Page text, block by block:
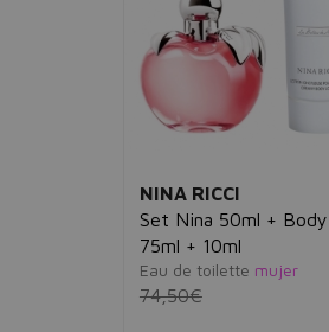
NINA RICCI
Set Nina 50ml +
75ml + 10ml
Eau de toilette mujer
74,50€